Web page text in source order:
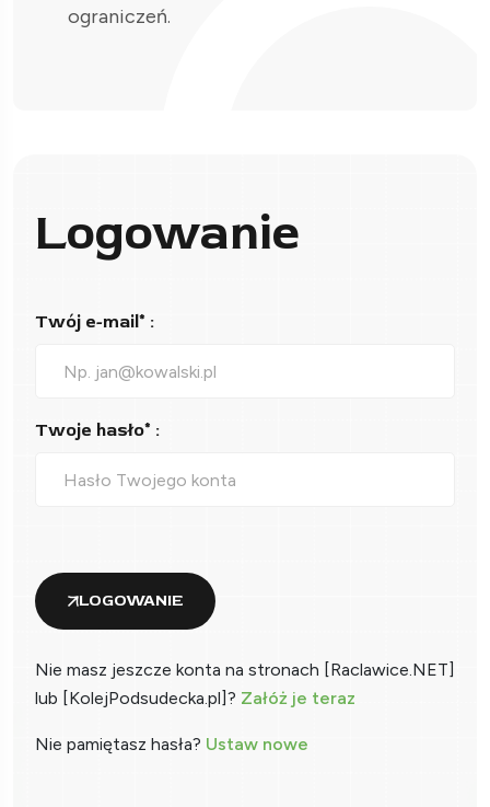
ograniczeń.
Logowanie
Twój e-mail* :
Twoje hasło* :
LOGOWANIE
Nie masz jeszcze konta na stronach [Raclawice.NET]
lub [KolejPodsudecka.pl]? Załóż je teraz
Nie pamiętasz hasła? Ustaw nowe